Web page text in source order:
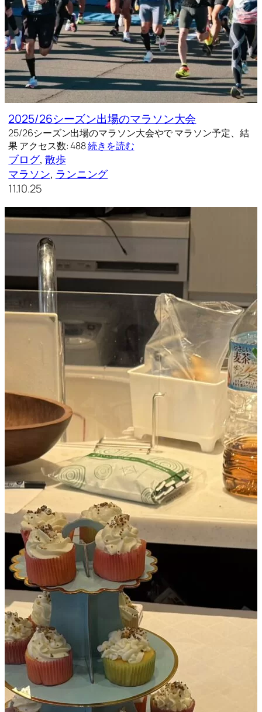
2025/26シーズン出場のマラソン大会
25/26シーズン出場のマラソン大会やで マラソン予定、結
果 アクセス数: 488続きを読む
ブログ, 散歩
マラソン, ランニング
11.10.25